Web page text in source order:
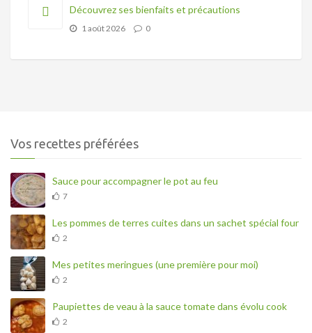
Découvrez ses bienfaits et précautions
1 août 2026 0
Vos recettes préférées
Sauce pour accompagner le pot au feu
7
Les pommes de terres cuites dans un sachet spécial four
2
Mes petites meringues (une première pour moi)
2
Paupiettes de veau à la sauce tomate dans évolu cook
2